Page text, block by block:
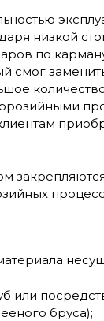
низкой
по
смог
или
бруса);